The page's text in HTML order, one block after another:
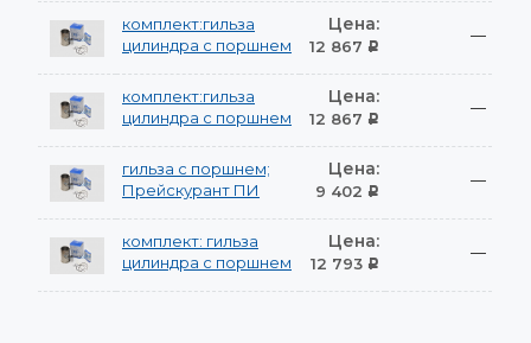
комплект:гильза
цилиндра с поршнем
Цена:
12 867 Р
—
комплект:гильза
цилиндра с поршнем
Цена:
12 867 Р
—
гильза с поршнем;
Прейскурант ПИ
Цена:
9 402 Р
—
комплект: гильза
цилиндра с поршнем
Цена:
12 793 Р
—